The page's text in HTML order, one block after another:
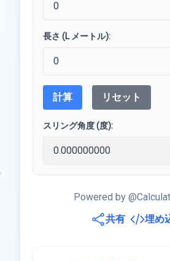
長さ (L メートル):
計算 リセット
スリング角度 (度):
Powered by
共有
埋め